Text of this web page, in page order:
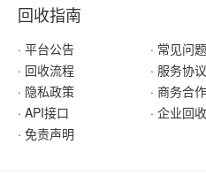
回收指南
· 平台公告
· 常见问题
· 回收流程
· 服务协议
· 隐私政策
· 商务合作
· API接口
· 企业回收
· 免责声明